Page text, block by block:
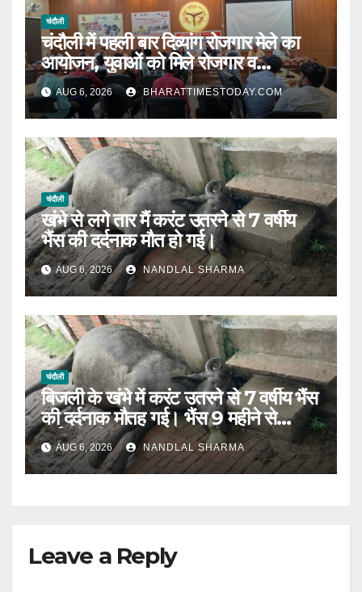
चंदौली
चंदौली में पहली बार दिव्यांग रोजगार मेले का
आयोजन, युवाओं को मिले रोजगार व
स्वरोजगार के अवसर ।
AUG 6, 2026 BHARATTIMESTODAY.COM
चंदौली
खंभे से लगे तार मैं करंट उतरने से 7 वर्षीय
भैंस की दर्दनाक मौत हो गई।
AUG 6, 2026 NANDLAL SHARMA
चंदौली
बिजली के खंभे में करंट उतरने से 7 वर्षीय भैंस
की दर्दनाक मौतह गई। भैंस 9 महीने से
गर्भवती थी।
AUG 6, 2026 NANDLAL SHARMA
Leave a Reply